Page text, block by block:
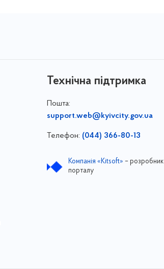
Технічна підтримка
Пошта:
support.web@kyivcity.gov.ua
Телефон: (044) 366-80-13
Компанія «Kitsoft» – розробник
порталу